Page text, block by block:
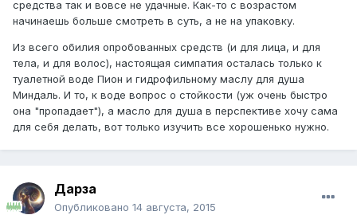
средства так и вовсе не удачные. Как-то с возрастом
начинаешь больше смотреть в суть, а не на упаковку.
Из всего обилия опробованных средств (и для лица, и для
тела, и для волос), настоящая симпатия осталась только к
туалетной воде Пион и гидрофильному маслу для душа
Миндаль. И то, к воде вопрос о стойкости (уж очень быстро
она "пропадает"), а масло для душа в перспективе хочу сама
для себя делать, вот только изучить все хорошенько нужно.
Дарза
Опубликовано 14 августа, 2015